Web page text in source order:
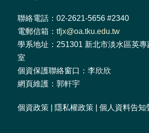
聯絡電話：02-2621-5656 #2340
電郵信箱： tfjx@oa.tku.edu.tw
學系地址：251301 新北市淡水區英
室
個資保護聯絡窗口：李欣欣
網頁維護：郭軒宇
個資政策 隱私權政策 個人資料告知